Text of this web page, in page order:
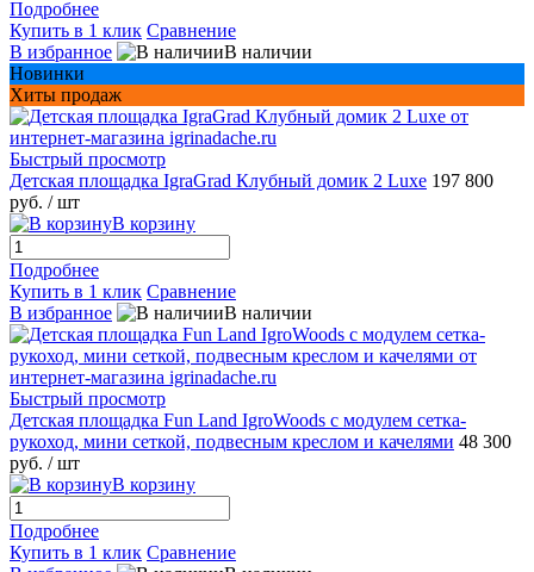
Подробнее
Купить в 1 клик Сравнение
В избранное
В наличии
Новинки
Хиты продаж
Быстрый просмотр
Детская площадка IgraGrad Клубный домик 2 Luxe 197 800
руб. / шт
В корзину
Подробнее
Купить в 1 клик Сравнение
В избранное
В наличии
Быстрый просмотр
Детская площадка Fun Land IgroWoods с модулем сетка-
рукоход, мини сеткой, подвесным креслом и качелями 48 300
руб. / шт
В корзину
Подробнее
Купить в 1 клик Сравнение